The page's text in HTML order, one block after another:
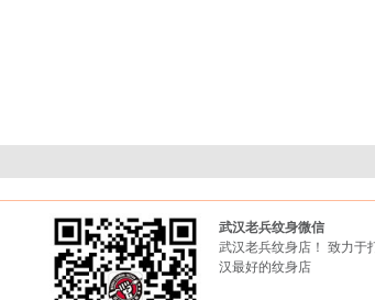
武汉老兵纹身微信
武汉老兵纹身店！ 致力于
汉最好的纹身店